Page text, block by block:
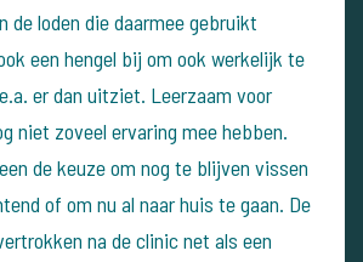
de loden die daarmee gebruikt
een hengel bij om ook werkelijk te
er dan uitziet. Leerzaam voor
niet zoveel ervaring mee hebben.
de keuze om nog te blijven vissen
of om nu al naar huis te gaan. De
na de clinic net als een